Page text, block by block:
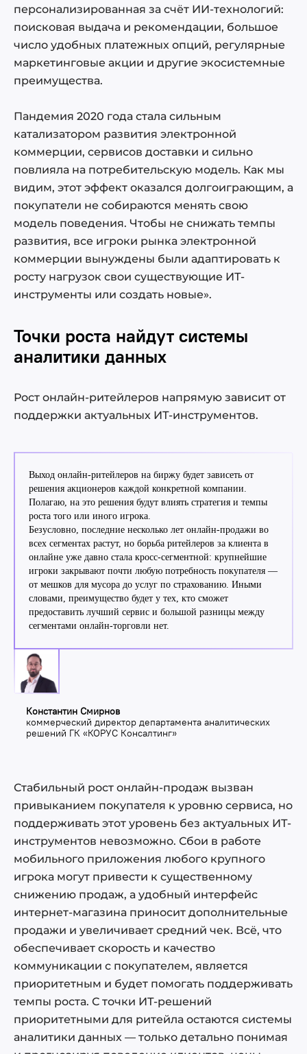
персонализированная за счёт ИИ-технологий:
поисковая выдача и рекомендации, большое
число удобных платежных опций, регулярные
маркетинговые акции и другие экосистемные
преимущества.
Пандемия 2020 года стала сильным
катализатором развития электронной
коммерции, сервисов доставки и сильно
повлияла на потребительскую модель. Как мы
видим, этот эффект оказался долгоиграющим, а
покупатели не собираются менять свою
модель поведения. Чтобы не снижать темпы
развития, все игроки рынка электронной
коммерции вынуждены были адаптировать к
росту нагрузок свои существующие ИТ-
инструменты или создать новые».
Точки роста найдут системы
аналитики данных
Рост онлайн-ритейлеров напрямую зависит от
поддержки актуальных ИТ-инструментов.
Выход онлайн-ритейлеров на биржу будет зависеть от
решения акционеров каждой конкретной компании.
Полагаю, на это решения будут влиять стратегия и темпы
роста того или иного игрока.
Безусловно, последние несколько лет онлайн-продажи во
всех сегментах растут, но борьба ритейлеров за клиента в
онлайне уже давно стала кросс-сегментной: крупнейшие
игроки закрывают почти любую потребность покупателя —
от мешков для мусора до услуг по страхованию. Иными
словами, преимущество будет у тех, кто сможет
предоставить лучший сервис и большой разницы между
сегментами онлайн-торговли нет.
Константин Смирнов
коммерческий директор департамента аналитических
решений ГК «КОРУС Консалтинг»
Стабильный рост онлайн-продаж вызван
привыканием покупателя к уровню сервиса, но
поддерживать этот уровень без актуальных ИТ-
инструментов невозможно. Сбои в работе
мобильного приложения любого крупного
игрока могут привести к существенному
снижению продаж, а удобный интерфейс
интернет-магазина приносит дополнительные
продажи и увеличивает средний чек. Всё, что
обеспечивает скорость и качество
коммуникации с покупателем, является
приоритетным и будет помогать поддерживать
темпы роста. С точки ИТ-решений
приоритетными для ритейла остаются системы
аналитики данных — только детально понимая